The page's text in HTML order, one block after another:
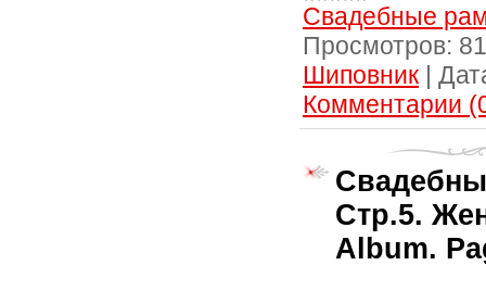
Свадебные
Просмотров:
Шиповник |
Комментарии
Стр.5.
Album.